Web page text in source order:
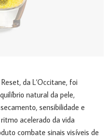
da L’Occitane, foi
natural da pele,
sensibilidade e
acelerado da vida
combate sinais visíveis de